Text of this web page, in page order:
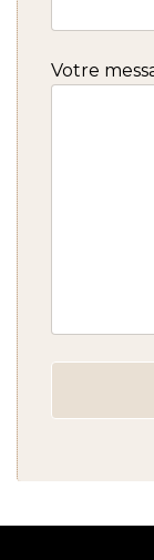
Votre